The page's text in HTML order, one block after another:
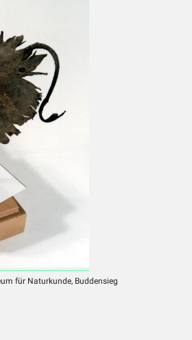
für Naturkunde, Buddensieg